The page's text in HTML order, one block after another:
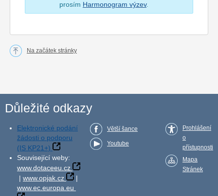
prosím Harmonogram výzev.
Na začátek stránky
Důležité odkazy
Elektronické podání
žádosti o podporu
(IS KP21+)
Související weby:
www.dotaceeu.cz
| www.opjak.cz
|
www.ec.europa.eu
Větší šance
Youtube
Prohlášení
o
přístupnosti
Mapa
Stránek